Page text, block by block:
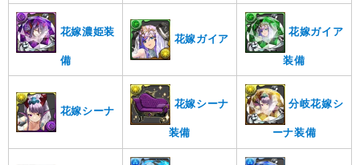
花嫁濃姫装
備
花嫁ガイア
花嫁ガイア
装備
花嫁シーナ
花嫁シーナ
装備
分岐花嫁シ
ーナ装備